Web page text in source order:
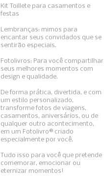
Kit Toillete para casamentos e
festas
Lembranças: mimos para
encantar seus convidados que se
sentirão especiais.
Fotolivros: Para você compartilhar
seus melhores momentos com
design e qualidade.
De forma prática, divertida, e com
um estilo personalizado,
transforme fotos de viagens,
casamentos, aniversários, ou de
qualquer outro acontecimento,
em um Fotolivro® criado
especialmente por você.
Tudo isso para você que pretende
comemorar, emocionar ou
eternizar momentos!